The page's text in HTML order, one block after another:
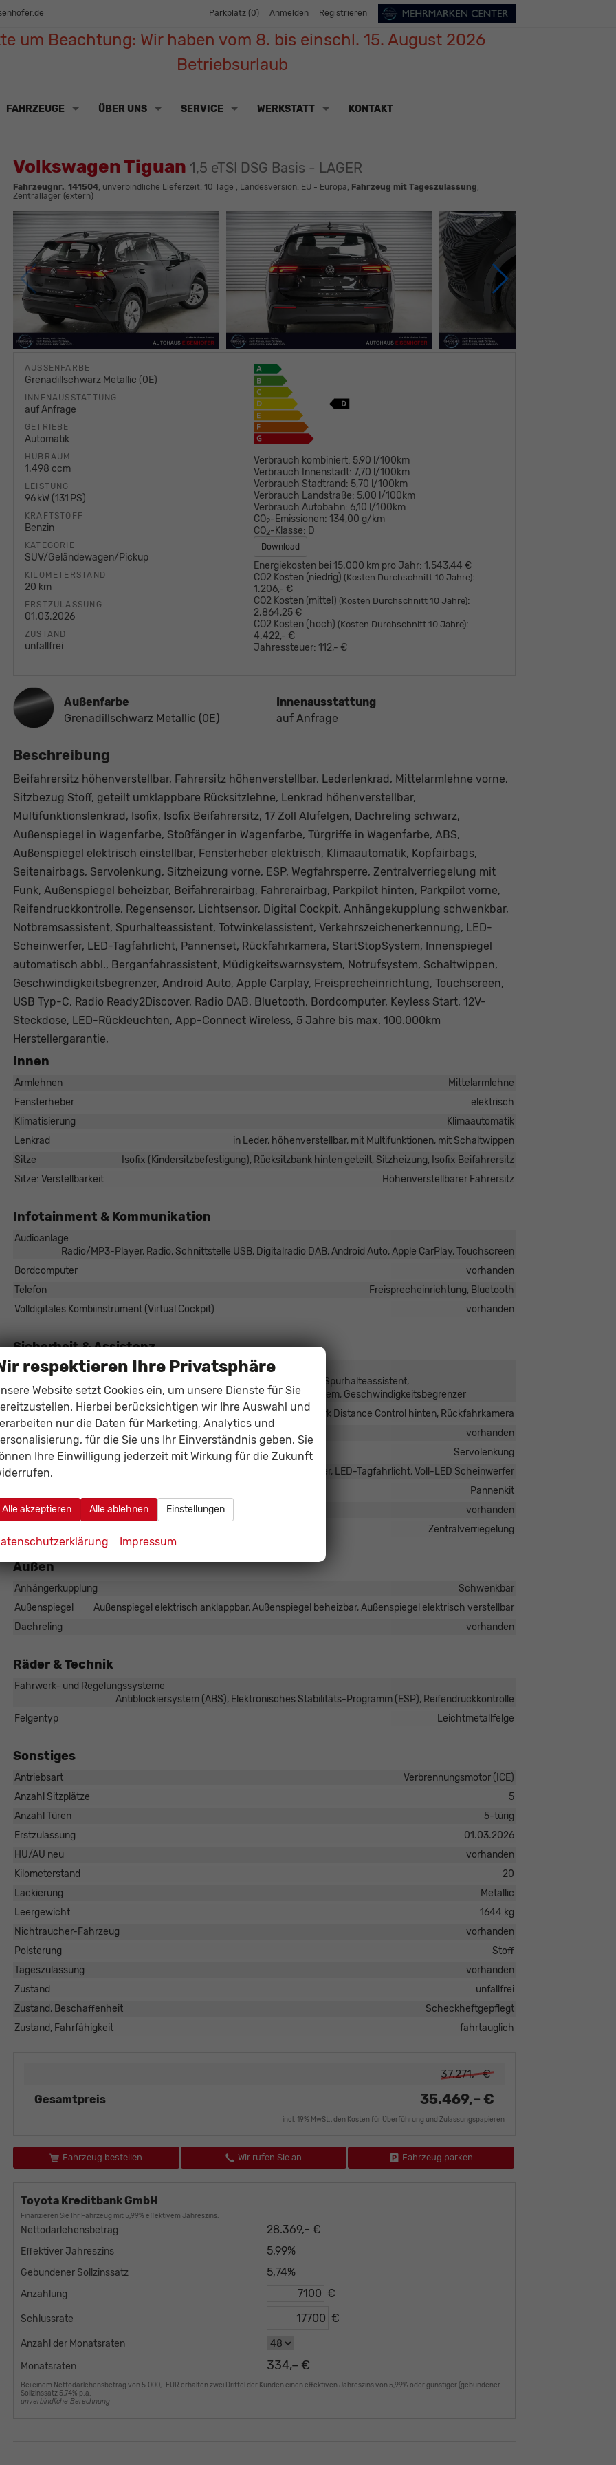
Parkplatz (0) Anmelden Registrieren
um Beachtung: Wir haben vom 8. bis einschl. 15. August 2026
Betriebsurlaub
FAHRZEUGE ÜBER UNS SERVICE WERKSTATT KONTAKT
Volkswagen Tiguan 1,5 eTSI DSG Basis - LAGER
Fahrzeugnr.: 141504, unverbindliche Lieferzeit: 10 Tage , Landesversion: EU - Europa, Fahrzeug mit Tageszulassung,
Zentrallager (extern)
AUSSENFARBE
Grenadillschwarz Metallic (0E)
INNENAUSSTATTUNG
auf Anfrage
GETRIEBE
Automatik
HUBRAUM
1.498 ccm
LEISTUNG
96 kW (131 PS)
KRAFTSTOFF
Benzin
KATEGORIE
SUV/Geländewagen/Pickup
KILOMETERSTAND
20 km
ERSTZULASSUNG
01.03.2026
ZUSTAND
unfallfrei
Verbrauch kombiniert: 5,90 l/100km
Verbrauch Innenstadt: 7,70 l/100km
Verbrauch Stadtrand: 5,70 l/100km
Verbrauch Landstraße: 5,00 l/100km
Verbrauch Autobahn: 6,10 l/100km
CO2-Emissionen: 134,00 g/km
CO2-Klasse: D
Download
Energiekosten bei 15.000 km pro Jahr: 1.543,44 €
CO2 Kosten (niedrig) (Kosten Durchschnitt 10 Jahre):
1.206,- €
CO2 Kosten (mittel) (Kosten Durchschnitt 10 Jahre):
2.864,25 €
CO2 Kosten (hoch) (Kosten Durchschnitt 10 Jahre):
4.422,- €
Jahressteuer: 112,- €
Außenfarbe
Grenadillschwarz Metallic (0E)
Innenausstattung
auf Anfrage
Beschreibung
Beifahrersitz höhenverstellbar, Fahrersitz höhenverstellbar, Lederlenkrad, Mittelarmlehne vorne,
Sitzbezug Stoff, geteilt umklappbare Rücksitzlehne, Lenkrad höhenverstellbar,
Multifunktionslenkrad, Isofix, Isofix Beifahrersitz, 17 Zoll Alufelgen, Dachreling schwarz,
Außenspiegel in Wagenfarbe, Stoßfänger in Wagenfarbe, Türgriffe in Wagenfarbe, ABS,
Außenspiegel elektrisch einstellbar, Fensterheber elektrisch, Klimaautomatik, Kopfairbags,
Seitenairbags, Servolenkung, Sitzheizung vorne, ESP, Wegfahrsperre, Zentralverriegelung mit
Funk, Außenspiegel beheizbar, Beifahrerairbag, Fahrerairbag, Parkpilot hinten, Parkpilot vorne,
Reifendruckkontrolle, Regensensor, Lichtsensor, Digital Cockpit, Anhängekupplung schwenkbar,
Notbremsassistent, Spurhalteassistent, Totwinkelassistent, Verkehrszeichenerkennung, LED-
Scheinwerfer, LED-Tagfahrlicht, Pannenset, Rückfahrkamera, StartStopSystem, Innenspiegel
automatisch abbl., Berganfahrassistent, Müdigkeitswarnsystem, Notrufsystem, Schaltwippen,
Geschwindigkeitsbegrenzer, Android Auto, Apple Carplay, Freisprecheinrichtung, Touchscreen,
USB Typ-C, Radio Ready2Discover, Radio DAB, Bluetooth, Bordcomputer, Keyless Start, 12V-
Steckdose, LED-Rückleuchten, App-Connect Wireless, 5 Jahre bis max. 100.000km
Herstellergarantie,
Innen
Armlehnen
Mittelarmlehne
Fensterheber
elektrisch
Klimatisierung
Klimaautomatik
Lenkrad
in Leder, höhenverstellbar, mit Multifunktionen, mit Schaltwippen
Sitze
Isofix (Kindersitzbefestigung), Rücksitzbank hinten geteilt, Sitzheizung, Isofix Beifahrersitz
Sitze: Verstellbarkeit
Höhenverstellbarer Fahrersitz
Infotainment & Kommunikation
Audioanlage
Radio/MP3-Player, Radio, Schnittstelle USB, Digitalradio DAB, Android Auto, Apple CarPlay, Touchscreen
Bordcomputer
vorhanden
Telefon
Freisprecheinrichtung, Bluetooth
Volldigitales Kombiinstrument (Virtual Cockpit)
vorhanden
Sicherheit & Assistenz
Assistenzsysteme
Regensensor, Notbremsassistent (City-Safety), Berganfahrassistent, Spurhalteassistent,
Verkehrzeichenerkennung, Müdigkeitserkennungs-Sensor, Notrufsystem, Geschwindigkeitsbegrenzer
Einparkhilfe
Park Distance Control vorne, Park Distance Control hinten, Rückfahrkamera
Innenspiegel automatisch abblendend
vorhanden
Lenkung
Servolenkung
Lichttechnik
Lichtsensor, LED-Scheinwerfer, LED-Tagfahrlicht, Voll-LED Scheinwerfer
Pannenkit
Start/Stop-Automatik
vorhanden
Zentralverriegelung
Außen
Anhängerkupplung
Schwenkbar
Außenspiegel
Außenspiegel elektrisch anklappbar, Außenspiegel beheizbar, Außenspiegel elektrisch verstellbar
Dachreling
vorhanden
Räder & Technik
Fahrwerk- und Regelungssysteme
Antiblockiersystem (ABS), Elektronisches Stabilitäts-Programm (ESP), Reifendruckkontrolle
Felgentyp
Leichtmetallfelge
Sonstiges
Antriebsart
Verbrennungsmotor (ICE)
Anzahl Sitzplätze
5
Anzahl Türen
5-türig
Erstzulassung
01.03.2026
HU/AU neu
vorhanden
Kilometerstand
20
Lackierung
Metallic
Leergewicht
1644 kg
Nichtraucher-Fahrzeug
vorhanden
Polsterung
Stoff
Tageszulassung
vorhanden
Zustand
unfallfrei
Zustand, Beschaffenheit
Scheckheftgepflegt
Zustand, Fahrfähigkeit
fahrtauglich
37.271,– €
Gesamtpreis
35.469,– €
incl. 19% MwSt., den Kosten für Überführung und Zulassungspapieren
Fahrzeug bestellen Wir rufen Sie an Fahrzeug parken
Toyota Kreditbank GmbH
Finanzieren Sie Ihr Fahrzeug mit 5,99% effektivem Jahreszins.
Nettodarlehensbetrag 28.369,– €
Effektiver Jahreszins 5,99%
Gebundener Sollzinssatz 5,74%
Anzahlung €
Schlussrate €
Anzahl der Monatsraten
Monatsraten
334,– €
Bei einem Nettodarlehensbetrag von 5.000,- EUR erhalten zwei Drittel der Kunden einen effektiven Jahreszins von 5,99% oder günstiger (gebundener
Sollzinssatz 5,74% p.a.
unverbindliche Berechnung
Rüdiger Schösser
Verkaufsberater
Tel. 0821/440 20 - 22
respektieren Ihre Privatsphäre
Website setzt Cookies ein, um unsere Dienste für Sie
Hierbei berücksichtigen wir Ihre Auswahl und
nur die Daten für Marketing, Analytics und
für die Sie uns Ihr Einverständnis geben. Sie
Ihre Einwilligung jederzeit mit Wirkung für die Zukunft
Alle akzeptieren Alle ablehnen Einstellungen
Impressum